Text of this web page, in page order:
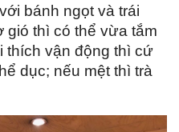
bánh ngọt và trái
gió thì có thể vừa tắm
thích vận động thì cứ
dục; nếu mệt thì trà